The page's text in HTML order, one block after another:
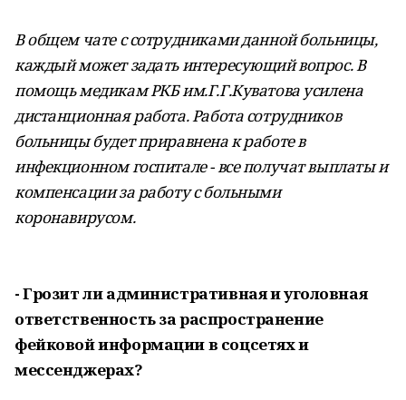
В общем чате с сотрудниками данной больницы,
каждый может задать интересующий вопрос. В
помощь медикам РКБ им.Г.Г.Куватова усилена
дистанционная работа. Работа сотрудников
больницы будет приравнена к работе в
инфекционном госпитале - все получат выплаты и
компенсации за работу с больными
коронавирусом.
- Грозит ли административная и уголовная
ответственность за распространение
фейковой информации в соцсетях и
мессенджерах?